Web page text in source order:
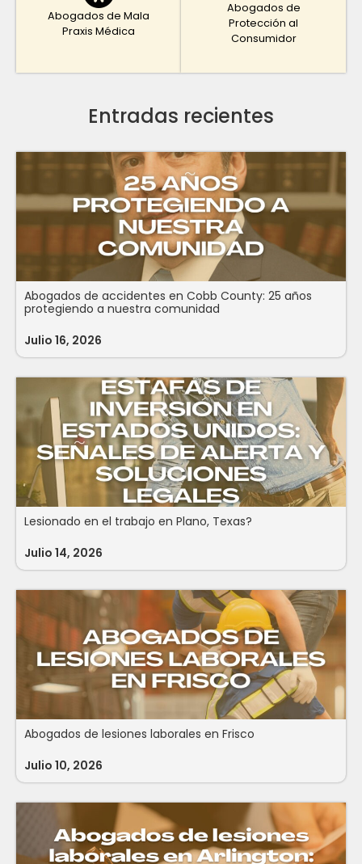
Abogados de Mala
Praxis Médica
Abogados de
Protección al
Consumidor
Entradas recientes
Abogados de accidentes en Cobb County: 25 años
protegiendo a nuestra comunidad
Julio 16, 2026
Lesionado en el trabajo en Plano, Texas?
Julio 14, 2026
Abogados de lesiones laborales en Frisco
Julio 10, 2026